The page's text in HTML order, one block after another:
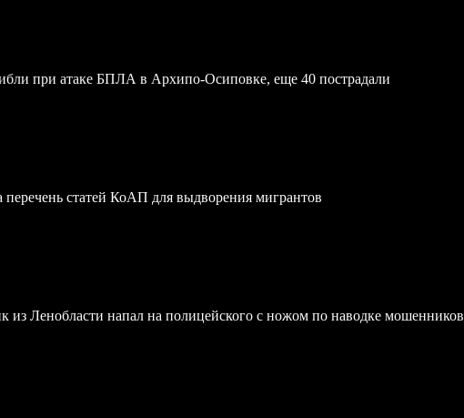
при атаке БПЛА в Архипо-Осиповке, еще 40 пострадали
перечень статей КоАП для выдворения мигрантов
из Ленобласти напал на полицейского с ножом по наводке мошенников